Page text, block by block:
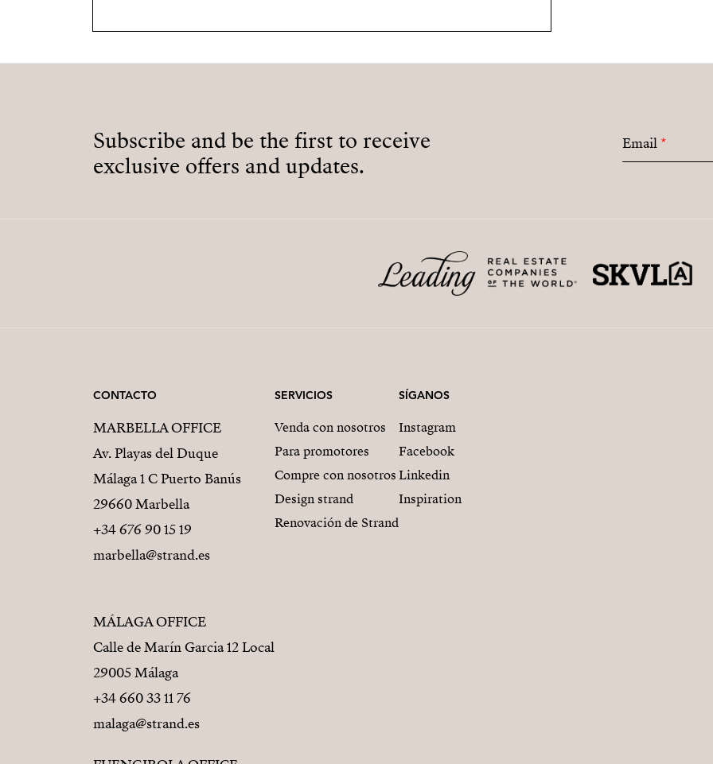
Subscribe and be the first to receive
exclusive offers and updates.
Email*
CONTACTO
MARBELLA OFFICE
Av. Playas del Duque
Málaga 1 C Puerto Banús
29660 Marbella
+34 676 90 15 19
marbella@strand.es
MÁLAGA OFFICE
Calle de Marín Garcia 12 Local
29005 Málaga
+34 660 33 11 76
malaga@strand.es
SERVICIOS
Venda con nosotros
Para promotores
Compre con nosotros
Design strand
Renovación de Strand
SÍGANOS
Instagram
Facebook
Linkedin
Inspiration